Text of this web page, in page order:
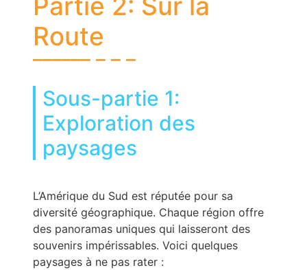
Route
Sous-partie 1:
Exploration des
paysages
L’Amérique du Sud est réputée pour sa
diversité géographique. Chaque région offre
des panoramas uniques qui laisseront des
souvenirs impérissables. Voici quelques
paysages à ne pas rater :